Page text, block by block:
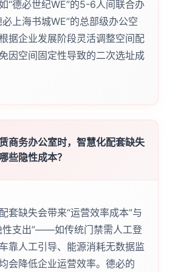
“德必世纪WE”的5-6人间联合办
必上海书城WE”的总部级办公空
据企业发展阶段灵活调整空间配
因空间固定性导致的二次选址成
商务办公室时，智慧化配套缺失
些隐性成本？
套缺失会带来“运营效率成本”与
性支出”——如传统门禁需人工登
靠人工引导、能源消耗无数据监
会降低企业运营效率。德必的